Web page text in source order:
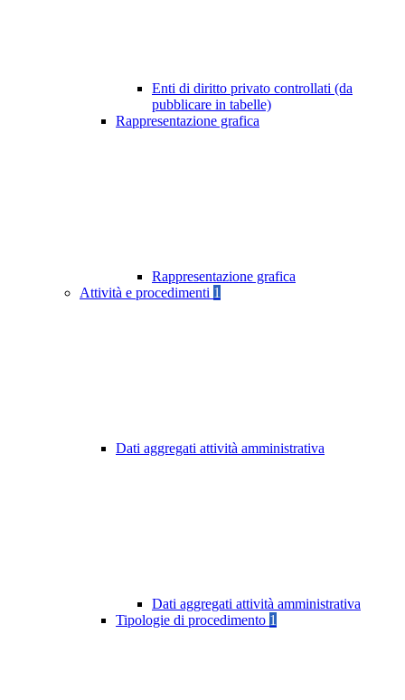
Enti di diritto privato controllati (da
pubblicare in tabelle)
Rappresentazione grafica
Rappresentazione grafica
Attività e procedimenti 1
Dati aggregati attività amministrativa
Dati aggregati attività amministrativa
Tipologie di procedimento 1